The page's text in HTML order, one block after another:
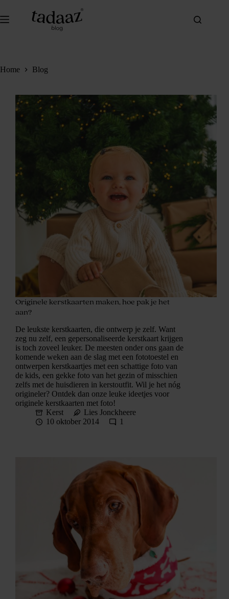
de
Home Blog
Originele kerstkaarten maken, hoe pak je het
aan?
De leukste kerstkaarten, die ontwerp je zelf. Want
zeg nu zelf, een gepersonaliseerde kerstkaart krijgen
is toch zoveel leuker. De meesten onder ons gaan de
komende weken aan de slag met een fototoestel en
ontwerpen kerstkaartjes met een schattige foto van
de kids, een gekke foto van het gezin of misschien
zelfs met de huisdieren in kerstoutfit. Wil je het nóg
origineler? Ontdek dan onze leuke ideetjes voor
originele kerstkaarten met foto!
Kerst
Lies Jonckheere
10 oktober 2014
1